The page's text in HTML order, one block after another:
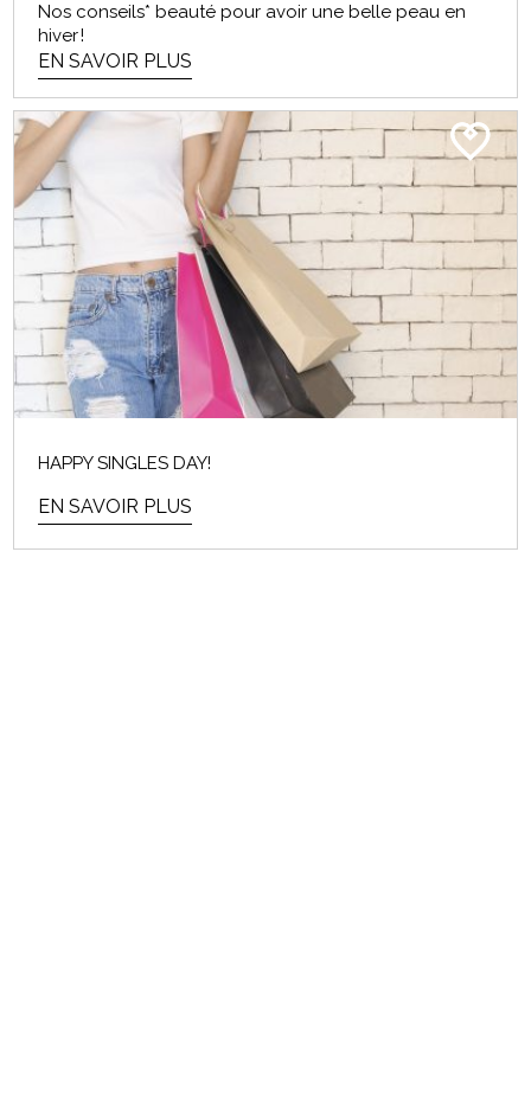
Nos conseils* beauté pour avoir une belle peau en
hiver !
EN SAVOIR PLUS
HAPPY SINGLES DAY!
EN SAVOIR PLUS